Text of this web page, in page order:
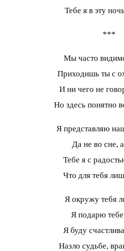
Тебе я в эту
***
Мы часто
Приходишь ты с
И ни чего не
Но здесь понятно
Я представляю
Да не во сне,
Тебе я с
Что для тебя
Я окружу тебя
Я подарю тебе
Я буду
Назло судьбе,